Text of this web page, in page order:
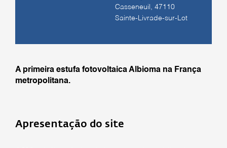
Casseneuil, 47110
Sainte-Livrade-sur-Lot
A primeira estufa fotovoltaica Albioma na França
metropolitana.
Apresentação do site